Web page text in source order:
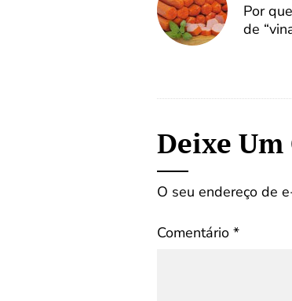
Por
de
Deixe
O seu endereço de
Comentário *